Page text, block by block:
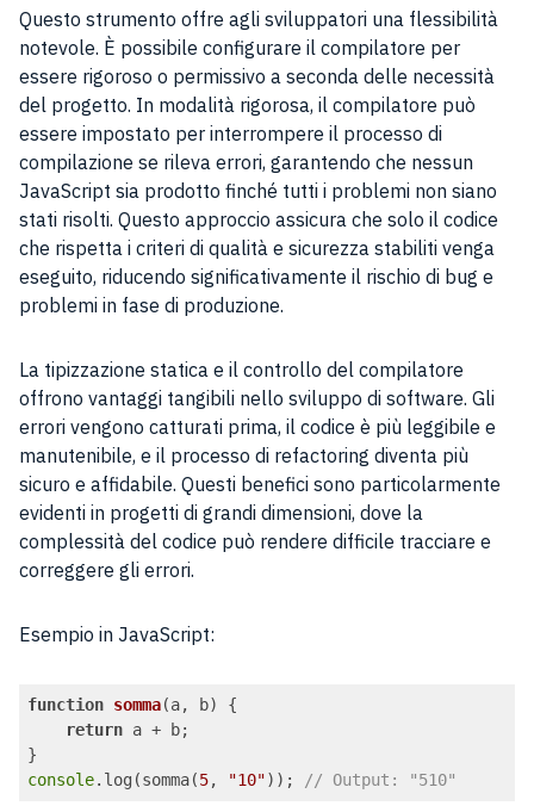
Questo strumento offre agli sviluppatori una flessibilità
notevole. È possibile configurare il compilatore per
essere rigoroso o permissivo a seconda delle necessità
del progetto. In modalità rigorosa, il compilatore può
essere impostato per interrompere il processo di
compilazione se rileva errori, garantendo che nessun
JavaScript sia prodotto finché tutti i problemi non siano
stati risolti. Questo approccio assicura che solo il codice
che rispetta i criteri di qualità e sicurezza stabiliti venga
eseguito, riducendo significativamente il rischio di bug e
problemi in fase di produzione.
La tipizzazione statica e il controllo del compilatore
offrono vantaggi tangibili nello sviluppo di software. Gli
errori vengono catturati prima, il codice è più leggibile e
manutenibile, e il processo di refactoring diventa più
sicuro e affidabile. Questi benefici sono particolarmente
evidenti in progetti di grandi dimensioni, dove la
complessità del codice può rendere difficile tracciare e
correggere gli errori.
Esempio in JavaScript:
function somma(a, b) {
return a + b;
console.log(somma(5, "10")); // Output: "510"